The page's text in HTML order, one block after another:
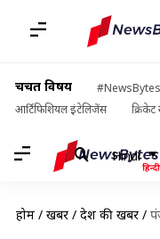
चर्चित विषय
आर्टिफिशियल इंटेलिजेंस
क्रिकेट
Hindi
होम / खबरें / देश की खबरें /